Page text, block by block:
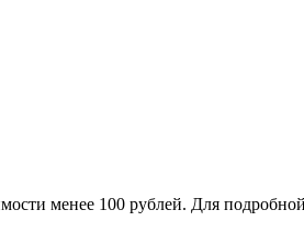
менее 100 рублей. Для